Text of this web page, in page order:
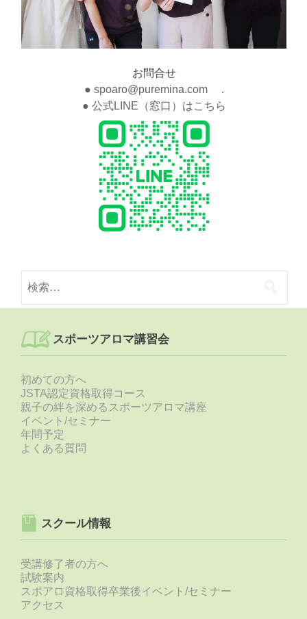
お問合せ
● spoaro@puremina.com .
● 公式LINE（窓口）はこちら
索:
スポーツアロマ講習会
初めての方へ
JSTA認定資格取得コース
親子の絆を深めるスポーツアロマ講座
イベント/セミナー
年間予定
よくある質問
スクール情報
受講修了者の方へ
試験案内
スポアロ資格取得卒業後イベント/セミナー
アクセス